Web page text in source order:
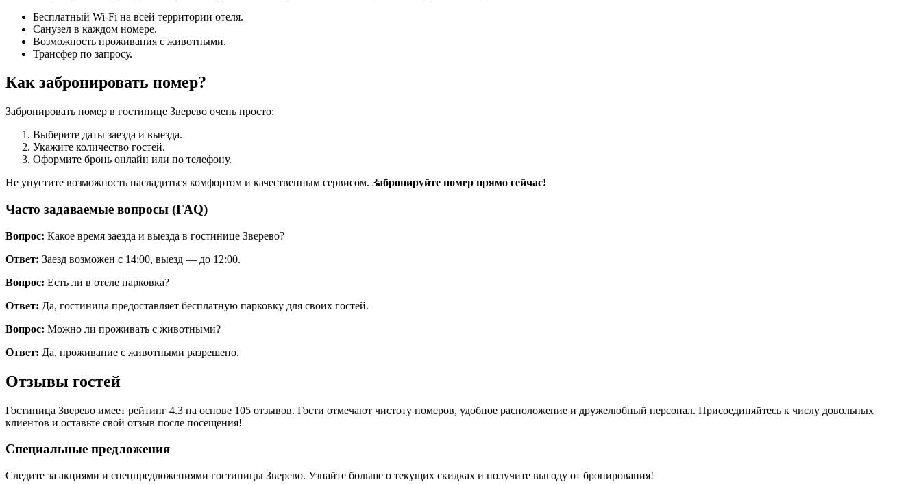
Бесплатный Wi-Fi на всей территории отеля.
Санузел в каждом номере.
Возможность проживания с животными.
Трансфер по запросу.
Как забронировать номер?
Забронировать номер в гостинице Зверево очень просто:
Выберите даты заезда и выезда.
Укажите количество гостей.
Оформите бронь онлайн или по телефону.
Не упустите возможность насладиться комфортом и качественным сервисом. Забронируйте номер прямо сейчас!
Часто задаваемые вопросы (FAQ)
Вопрос: Какое время заезда и выезда в гостинице Зверево?
Ответ: Заезд возможен с 14:00, выезд — до 12:00.
Вопрос: Есть ли в отеле парковка?
Ответ: Да, гостиница предоставляет бесплатную парковку для своих гостей.
Вопрос: Можно ли проживать с животными?
Ответ: Да, проживание с животными разрешено.
Отзывы гостей
Гостиница Зверево имеет рейтинг 4.3 на основе 105 отзывов. Гости отмечают чистоту номеров, удобное расположение и дружелюбный персонал. Присоединяйтесь к числу довольных
клиентов и оставьте свой отзыв после посещения!
Специальные предложения
Следите за акциями и спецпредложениями гостиницы Зверево. Узнайте больше о текущих скидках и получите выгоду от бронирования!